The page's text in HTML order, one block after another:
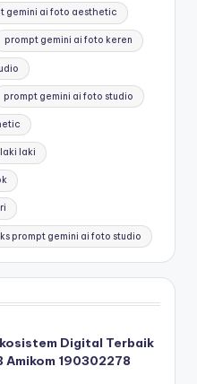
gemini ai foto aesthetic
prompt gemini ai foto keren
prompt gemini ai foto studio
laki
prompt gemini ai foto studio
Digital Terbaik
Amikom 190302278